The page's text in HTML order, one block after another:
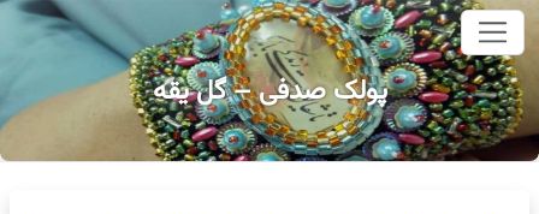
اصلی
پولک صدفی – گل یقه